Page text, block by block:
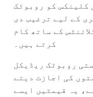
کلینکس کو روبوٹک
کے لیے ترغیب دی
کے ساتھ کام
کرتے ہیں۔
روبوٹک ریڈیکل
کی اجازت دیتے
یہ قیمتیں ایسے